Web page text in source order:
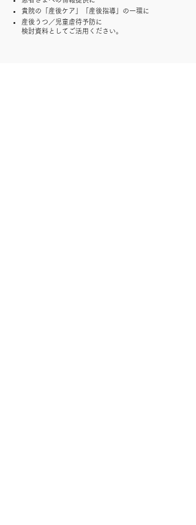
貴院の「産後ケア」「産後指導」の一環に
産後うつ／児童虐待予防に
検討資料としてご活用ください。